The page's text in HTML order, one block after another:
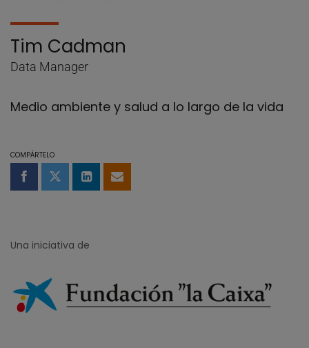
Tim Cadman
Data Manager
Medio ambiente y salud a lo largo de la vida
COMPÁRTELO
Compartir en Facebook
Compartir en Twitter
Compartir en LinkedIn
Compartir por email
Una iniciativa de